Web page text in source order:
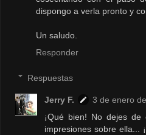
dispongo a verla pronto y
Un saludo.
Responder
Respuestas
Jerry F.
3 de enero
¡Qué bien! No dejes de
impresiones sobre ella...